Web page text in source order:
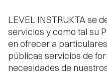
LEVEL INSTRUKTA se
servicios y como tal su
en ofrecer a
públicas servicios de
necesidades de